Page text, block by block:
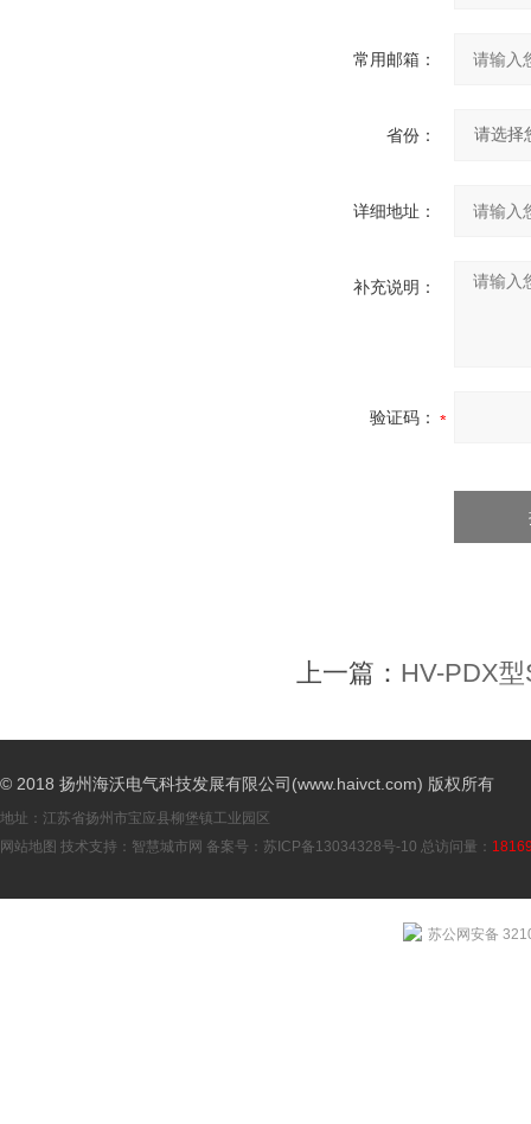
常用邮箱：
省份：
详细地址：
补充说明：
验证码：
上一篇： HV-PDX
© 2018 扬州海沃电气科技发展有限公司(www.haivct.com) 版权所有
地址：江苏省扬州市宝应县柳堡镇工业园区
网站地图 技术支持： 智慧城市网 备案号： 苏ICP备13034328号-10 总访问量：
苏公网安备